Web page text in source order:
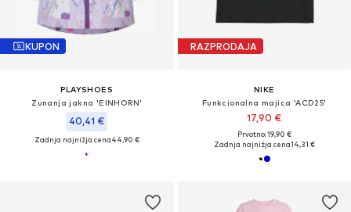
KUPON
PLAYSHOES
Zunanja jakna 'EINHORN'
40,41 €
Zadnja najnižja cena44,90 €
RAZPRODAJA
NIKE
Funkcionalna majica 'ACD25'
17,90 €
Prvotno: 19,90 €
Zadnja najnižja cena14,31 €